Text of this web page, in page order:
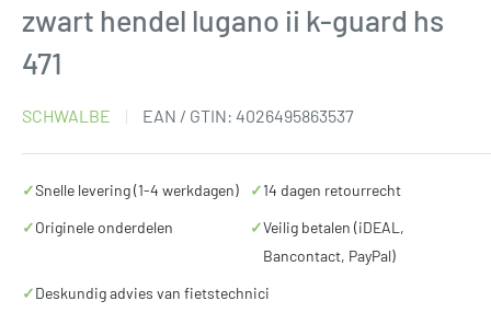
zwart hendel lugano ii k-guard hs
471
SCHWALBE EAN / GTIN: 4026495863537
✓Snelle levering (1-4 werkdagen) ✓14 dagen retourrecht
✓Originele onderdelen ✓Veilig betalen (iDEAL,
Bancontact, PayPal)
✓Deskundig advies van fietstechnici